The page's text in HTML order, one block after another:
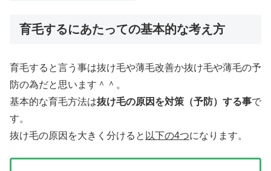
育毛するにあたっての基本的な考え方
育毛すると言う事は抜け毛や薄毛改善か抜け毛や薄毛の予
防の為だと思います＾＾。
基本的な育毛方法は抜け毛の原因を対策（予防）する事で
す。
抜け毛の原因を大きく分けると 以下の4つになります。